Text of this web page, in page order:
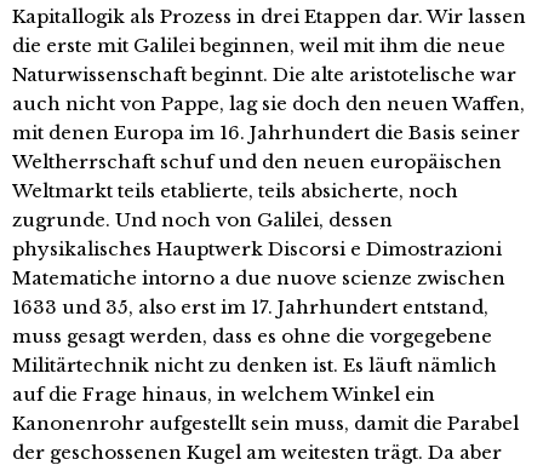
Kapitallogik als Prozess in drei Etappen dar. Wir lassen
die erste mit Galilei beginnen, weil mit ihm die neue
Naturwissenschaft beginnt. Die alte aristotelische war
auch nicht von Pappe, lag sie doch den neuen Waffen,
mit denen Europa im 16. Jahrhundert die Basis seiner
Weltherrschaft schuf und den neuen europäischen
Weltmarkt teils etablierte, teils absicherte, noch
zugrunde. Und noch von Galilei, dessen
physikalisches Hauptwerk Discorsi e Dimostrazioni
Matematiche intorno a due nuove scienze zwischen
1633 und 35, also erst im 17. Jahrhundert entstand,
muss gesagt werden, dass es ohne die vorgegebene
Militärtechnik nicht zu denken ist. Es läuft nämlich
auf die Frage hinaus, in welchem Winkel ein
Kanonenrohr aufgestellt sein muss, damit die Parabel
der geschossenen Kugel am weitesten trägt. Da aber